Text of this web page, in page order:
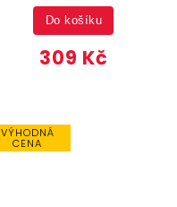
309 Kč
Do košíku
VÝHODNÁ
CENA